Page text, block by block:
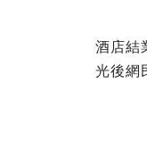
酒店結
光後網